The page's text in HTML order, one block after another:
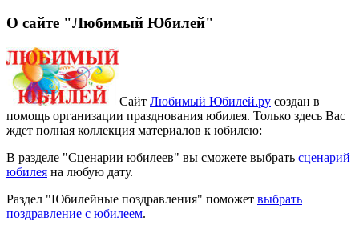
О сайте "Любимый Юбилей"
Сайт Любимый Юбилей.ру создан в
помощь организации празднования юбилея. Только здесь Вас
ждет полная коллекция материалов к юбилею:
В разделе "Сценарии юбилеев" вы сможете выбрать сценарий
юбилея на любую дату.
Раздел "Юбилейные поздравления" поможет выбрать
поздравление с юбилеем.